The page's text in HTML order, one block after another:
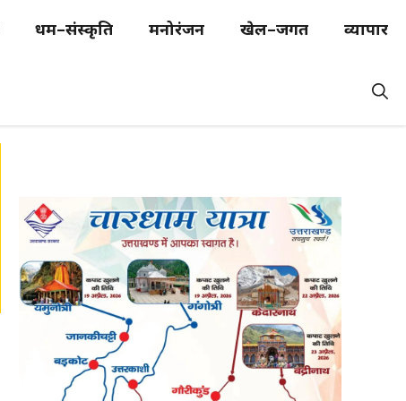
धर्म–संस्कृति मनोरंजन खेल–जगत व्यापार